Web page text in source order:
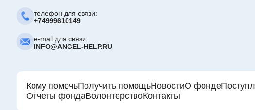
телефон для связи:
+74999610149
e-mail для связи:
INFO@ANGEL-HELP.RU
Кому помочьПолучить помощьНовостиО фонде
Отчеты фондаВолонтерствоКонтакты